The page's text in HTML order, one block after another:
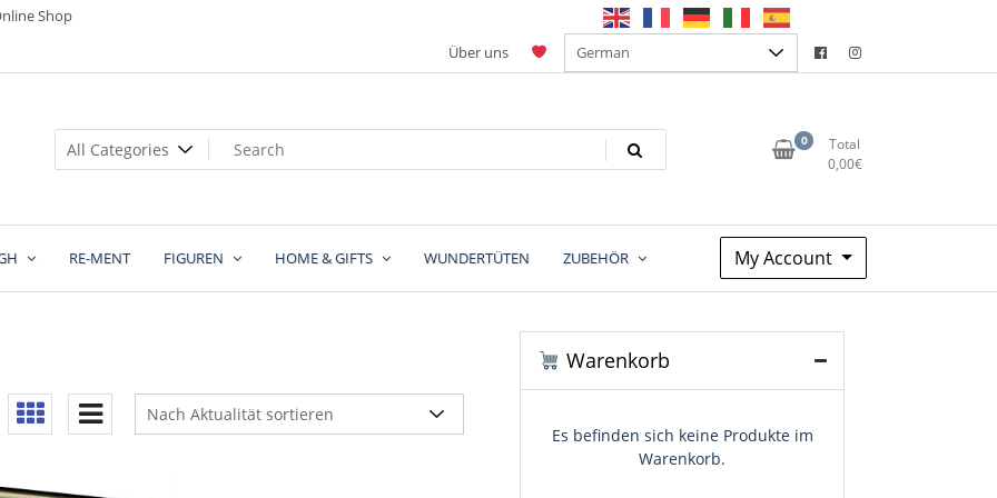
Shop
Über uns
0
Total
0,00€
RE-MENT FIGUREN HOME & GIFTS WUNDERTÜTEN ZUBEHÖR My Account
Warenkorb
Es befinden sich keine Produkte im
Warenkorb.